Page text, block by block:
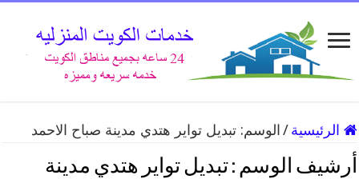
الرئيسية / الوسم:تبديل تواير هتدي مدينة صباح الاحمد
أرشيف الوسم :تبديل تواير هتدي مدينة